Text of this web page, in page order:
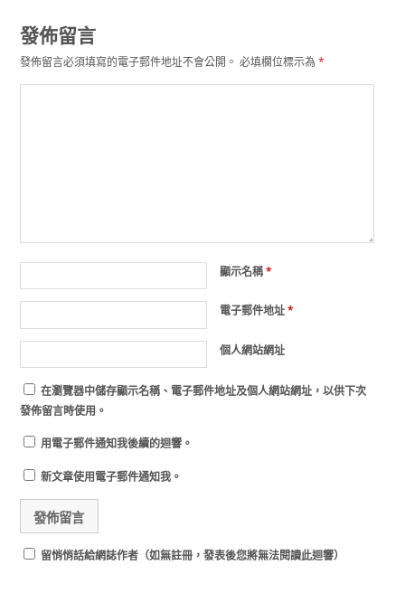
發佈留言
發佈留言必須填寫的電子郵件地址不會公開。 必填欄位標示為*
顯示名稱*
電子郵件地址*
個人網站網址
在瀏覽器中儲存顯示名稱、電子郵件地址及個人網站網址，以供下次
發佈留言時使用。
用電子郵件通知我後續的迴響。
新文章使用電子郵件通知我。
留悄悄話給網誌作者（如無註冊，發表後您將無法閱讀此迴響）